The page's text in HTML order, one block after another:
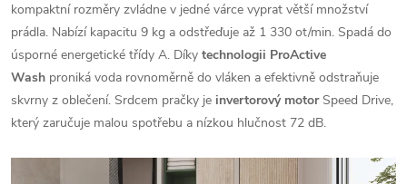
kompaktní rozměry zvládne v jedné várce vyprat větší množství
prádla. Nabízí kapacitu 9 kg a odstřeďuje až 1 330 ot/min. Spadá do
úsporné energetické třídy A. Díky technologii ProActive
Wash proniká voda rovnoměrně do vláken a efektivně odstraňuje
skvrny z oblečení. Srdcem pračky je invertorový motor Speed Drive,
který zaručuje malou spotřebu a nízkou hlučnost 72 dB.